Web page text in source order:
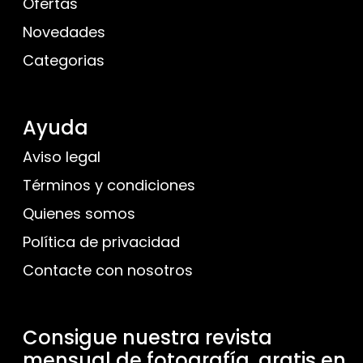
Novedades
Categorias
Ayuda
Aviso legal
Términos y condiciones
Quienes somos
Política de privacidad
Contacte con nosotros
Consigue nuestra revista